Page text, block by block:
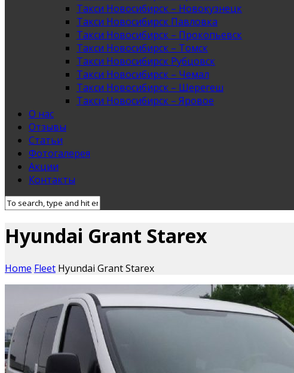
Такси Новосибирск – Новокузнецк
Такси Новосибирск Павловка
Такси Новосибирск – Прокопьевск
Такси Новосибирск – Томск
Такси Новосибирск Рубцовск
Такси Новосибирск – Чемал
Такси Новосибирск – Шерегеш
Такси Новосибирск – Яровое
О нас
Отзывы
Статьи
Фотогалерея
Акции
Контакты
Hyundai Grant Starex
Home Fleet Hyundai Grant Starex